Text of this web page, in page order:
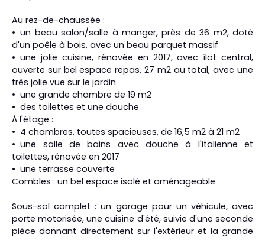
Au rez-de-chaussée :
un beau salon/salle à manger, près de 36 m2, doté
d'un poêle à bois, avec un beau parquet massif
une jolie cuisine, rénovée en 2017, avec îlot central,
ouverte sur bel espace repas, 27 m2 au total, avec une
très jolie vue sur le jardin
une grande chambre de 19 m2
des toilettes et une douche
À l'étage :
4 chambres, toutes spacieuses, de 16,5 m2 à 21 m2
une salle de bains avec douche à l'italienne et
toilettes, rénovée en 2017
une terrasse couverte
Combles : un bel espace isolé et aménageable
Sous-sol complet : un garage pour un véhicule, avec
porte motorisée, une cuisine d'été, suivie d'une seconde
pièce donnant directement sur l'extérieur et la grande